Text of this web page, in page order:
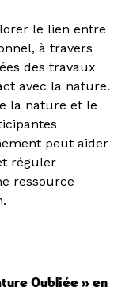
le lien entre
à travers
des travaux
avec la nature.
la nature et le
peut aider
réguler
ressource
Oubliée » en